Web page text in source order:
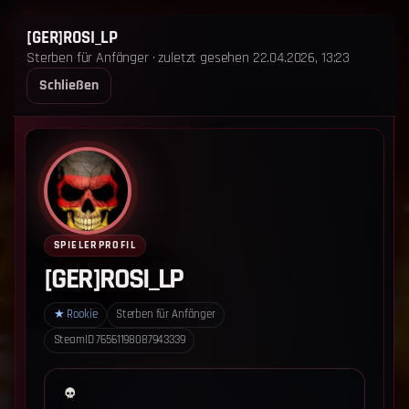
STERBEN FÜR ANFÄNGER
STARTSEITE
ANKÜNDIGUNGEN
LOGIN
‹ Zurück zum Leaderboard
[GER]ROSI_LP
Sterben für Anfänger · zuletzt gesehen 22.04.2026, 13:23
Schließen
SPIELERPROFIL
[GER]ROSI_LP
★ Rookie
Sterben für Anfänger
SteamID76561198087943339
ImpressumDatenschutz
Cookie-Einstellungen
Sterben für Anfänger - Alle Rechte vorbehalten.
Datenschutz-Einstellungen